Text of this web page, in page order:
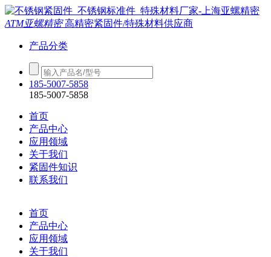
ATM亚螺精密高精密紧固件/特殊材料供应商
产品分类
185-5007-5858
185-5007-5858
首页
产品中心
应用领域
关于我们
紧固件知识
联系我们
首页
产品中心
应用领域
关于我们